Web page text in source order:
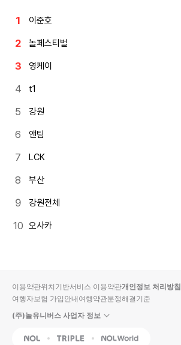
이준호
놀페스티벌
영케이
t1
강원
앤팀
LCK
부산
강원전체
오사카
이용약관위치기반서비스 이용약관개인정보 처리방침
여행자보험 가입안내여행약관분쟁해결기준
(주)놀유니버스 사업자 정보
NOL Triple Interpark Global